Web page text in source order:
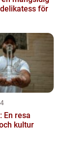
för
En resa
kultur